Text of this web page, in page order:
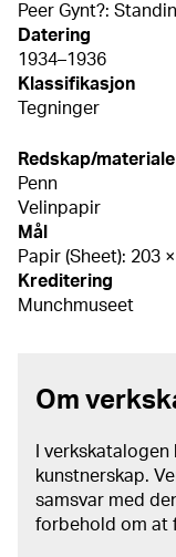
Peer Gynt?:
Datering
1934–1936
Klassifikasjon
Tegninger
Redskap/materiale
Penn
Velinpapir
Mål
Papir (Sheet): 203
Kreditering
Munchmuseet
Om
I
kunstnerskap.
samsvar med
forbehold om at